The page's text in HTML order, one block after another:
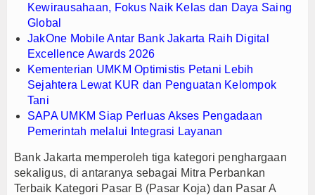
Kewirausahaan, Fokus Naik Kelas dan Daya Saing
Global
JakOne Mobile Antar Bank Jakarta Raih Digital
Excellence Awards 2026
Kementerian UMKM Optimistis Petani Lebih
Sejahtera Lewat KUR dan Penguatan Kelompok
Tani
SAPA UMKM Siap Perluas Akses Pengadaan
Pemerintah melalui Integrasi Layanan
Bank Jakarta memperoleh tiga kategori penghargaan
sekaligus, di antaranya sebagai Mitra Perbankan
Terbaik Kategori Pasar B (Pasar Koja) dan Pasar A